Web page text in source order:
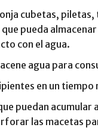
cubetas,
pueda
con el agua.
agua para
en un tiempo
puedan acumular
las macetas